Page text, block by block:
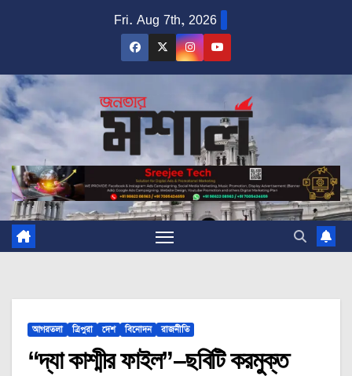
Fri. Aug 7th, 2026
আগরতলা ত্রিপুরা দেশ বিনোদন রাজনীতি
“দ্যা কাশ্মীর ফাইল”–ছবিটি করমুক্ত